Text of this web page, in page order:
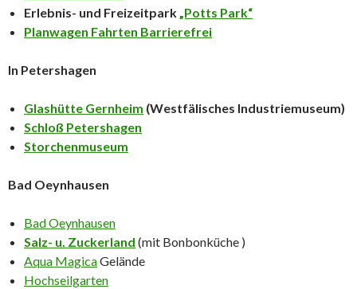
Erlebnis- und Freizeitpark„Potts Park“
Planwagen Fahrten Barrierefrei
In Petershagen
Glashütte Gernheim (Westfälisches Industriemuseum)
Schloß Petershagen
Storchenmuseum
Bad Oeynhausen
Bad Oeynhausen
Salz- u. Zuckerland (mit Bonbonküche )
Aqua MagicaGelände
Hochseilgarten